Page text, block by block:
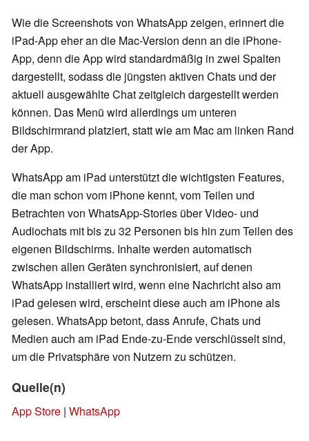
Wie die Screenshots von WhatsApp zeigen, erinnert die
iPad-App eher an die Mac-Version denn an die iPhone-
App, denn die App wird standardmäßig in zwei Spalten
dargestellt, sodass die jüngsten aktiven Chats und der
aktuell ausgewählte Chat zeitgleich dargestellt werden
können. Das Menü wird allerdings um unteren
Bildschirmrand platziert, statt wie am Mac am linken Rand
der App.
WhatsApp am iPad unterstützt die wichtigsten Features,
die man schon vom iPhone kennt, vom Teilen und
Betrachten von WhatsApp-Stories über Video- und
Audiochats mit bis zu 32 Personen bis hin zum Teilen des
eigenen Bildschirms. Inhalte werden automatisch
zwischen allen Geräten synchronisiert, auf denen
WhatsApp installiert wird, wenn eine Nachricht also am
iPad gelesen wird, erscheint diese auch am iPhone als
gelesen. WhatsApp betont, dass Anrufe, Chats und
Medien auch am iPad Ende-zu-Ende verschlüsselt sind,
um die Privatsphäre von Nutzern zu schützen.
Quelle(n)
App Store | WhatsApp